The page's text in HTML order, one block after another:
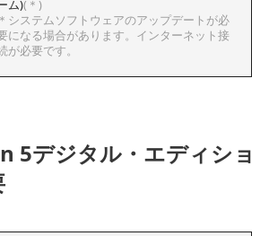
ム)(＊)
＊システムソフトウェアのアップデートが必
になる場合があります。インターネット接
が必要です。
5デジタル・エディショ